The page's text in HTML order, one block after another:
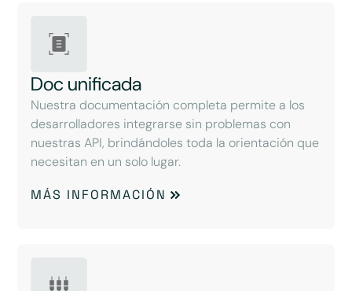
Doc unificada
Nuestra documentación completa permite a los
desarrolladores integrarse sin problemas con
nuestras API, brindándoles toda la orientación que
necesitan en un solo lugar.
MÁS INFORMACIÓN